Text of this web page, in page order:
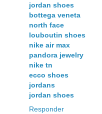
jordan shoes
bottega veneta
north face
louboutin shoes
nike air max
pandora jewelry
nike tn
ecco shoes
jordans
jordan shoes
Responder